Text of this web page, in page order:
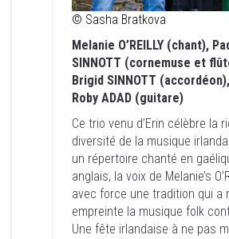
© Sasha Bratkova
Melanie O’REILLY (chant),
SINNOTT (cornemuse et
Brigid SINNOTT
Roby ADAD (guitare)
Ce trio venu d’Erin célèbre la
diversité de la musique
un répertoire chanté en
anglais, la voix de Melanie’s
avec force une tradition qui a
empreinte la musique folk
Une fête irlandaise à ne pas
© Sasha Bratkova
Melanie O’REILLY (chant), Padraig
SINNOTT (cornemuse et flûte
Brigid SINNOTT (accordéon), En invité :
Roby ADAD (guitare)
Ce trio venu d’Erin célèbre la richesse et la
diversité de la musique irlandaise. À
un répertoire chanté en gaélique comme
anglais, la voix de Melanie’s O’Reilly évoque
avec force une tradition qui a marqué de
empreinte la musique folk contemporaine.